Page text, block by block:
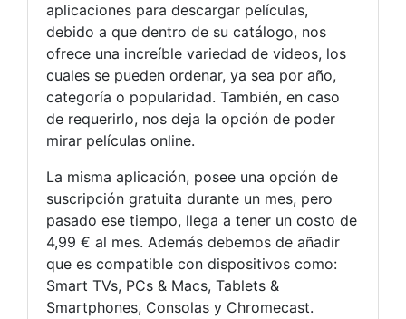
aplicaciones para descargar películas,
debido a que dentro de su catálogo, nos
ofrece una increíble variedad de videos, los
cuales se pueden ordenar, ya sea por año,
categoría o popularidad. También, en caso
de requerirlo, nos deja la opción de poder
mirar películas online.
La misma aplicación, posee una opción de
suscripción gratuita durante un mes, pero
pasado ese tiempo, llega a tener un costo de
4,99 € al mes. Además debemos de añadir
que es compatible con dispositivos como:
Smart TVs, PCs & Macs, Tablets &
Smartphones, Consolas y Chromecast.